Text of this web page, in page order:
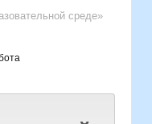
среде»